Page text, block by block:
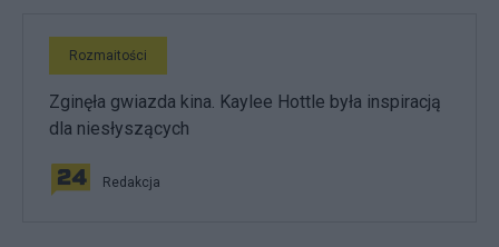
Rozmaitości
Zginęła gwiazda kina. Kaylee Hottle była inspiracją
dla niesłyszących
Redakcja